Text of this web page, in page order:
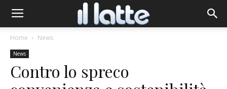
Home News
News
Contro lo spreco